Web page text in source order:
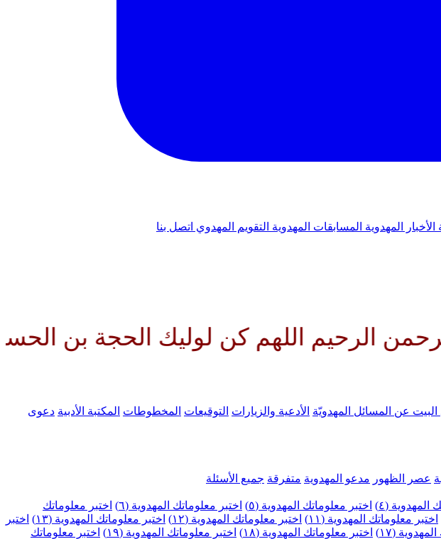
الأخبار المهدوية المسابقات المهدوية التقويم المهدوي اتصل بنا
اللهم كن لوليك الحجة بن الحسن
البيت عن المسائل المهدويّة الأدعية والزيارات التوقيعات المخطوطات المكتبة الأدبية دعوى
عصر الظهور مدعو المهدوية متفرقة جميع الأسئلة
المهدوية (٤) اختبر معلوماتك المهدوية (٥) اختبر معلوماتك المهدوية (٦)
اختبر معلوماتك
اختبر معلوماتك المهدوية (١١) اختبر معلوماتك المهدوية (١٢) اختبر معلوماتك المهدوية (١٣)
اختبر
(١٧) اختبر معلوماتك المهدوية (١٨) اختبر معلوماتك المهدوية (١٩)
اختبر معلوماتك